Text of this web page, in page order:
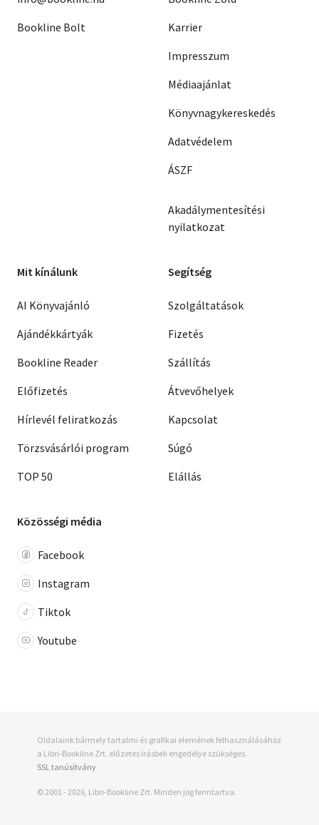
Bookline Bolt
Karrier
Impresszum
Médiaajánlat
Könyvnagykereskedés
Adatvédelem
ÁSZF
Akadálymentesítési
nyilatkozat
Mit kínálunk
AI Könyvajánló
Ajándékkártyák
Bookline Reader
Előfizetés
Hírlevél feliratkozás
Törzsvásárlói program
TOP 50
Segítség
Szolgáltatások
Fizetés
Szállítás
Átvevőhelyek
Kapcsolat
Súgó
Elállás
Közösségi média
Facebook
Instagram
Tiktok
Youtube
Oldalaink bármely tartalmi és grafikai elemének felhasználásához
a Libri-Bookline Zrt. előzetes írásbeli engedélye szükséges.
SSL tanúsítvány
© 2001 - 2026, Libri-Bookline Zrt. Minden jog fenntartva.